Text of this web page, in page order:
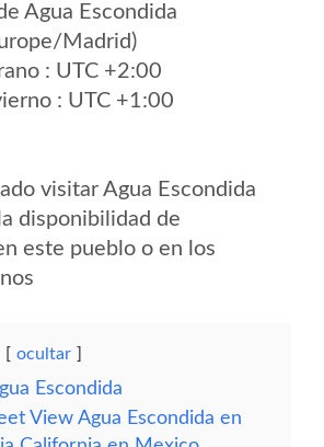
Agua Escondida
Madrid)
: UTC +2:00
: UTC +1:00
visitar Agua Escondida
disponibilidad de
este pueblo o en los
ocultar
Escondida
View Agua Escondida en